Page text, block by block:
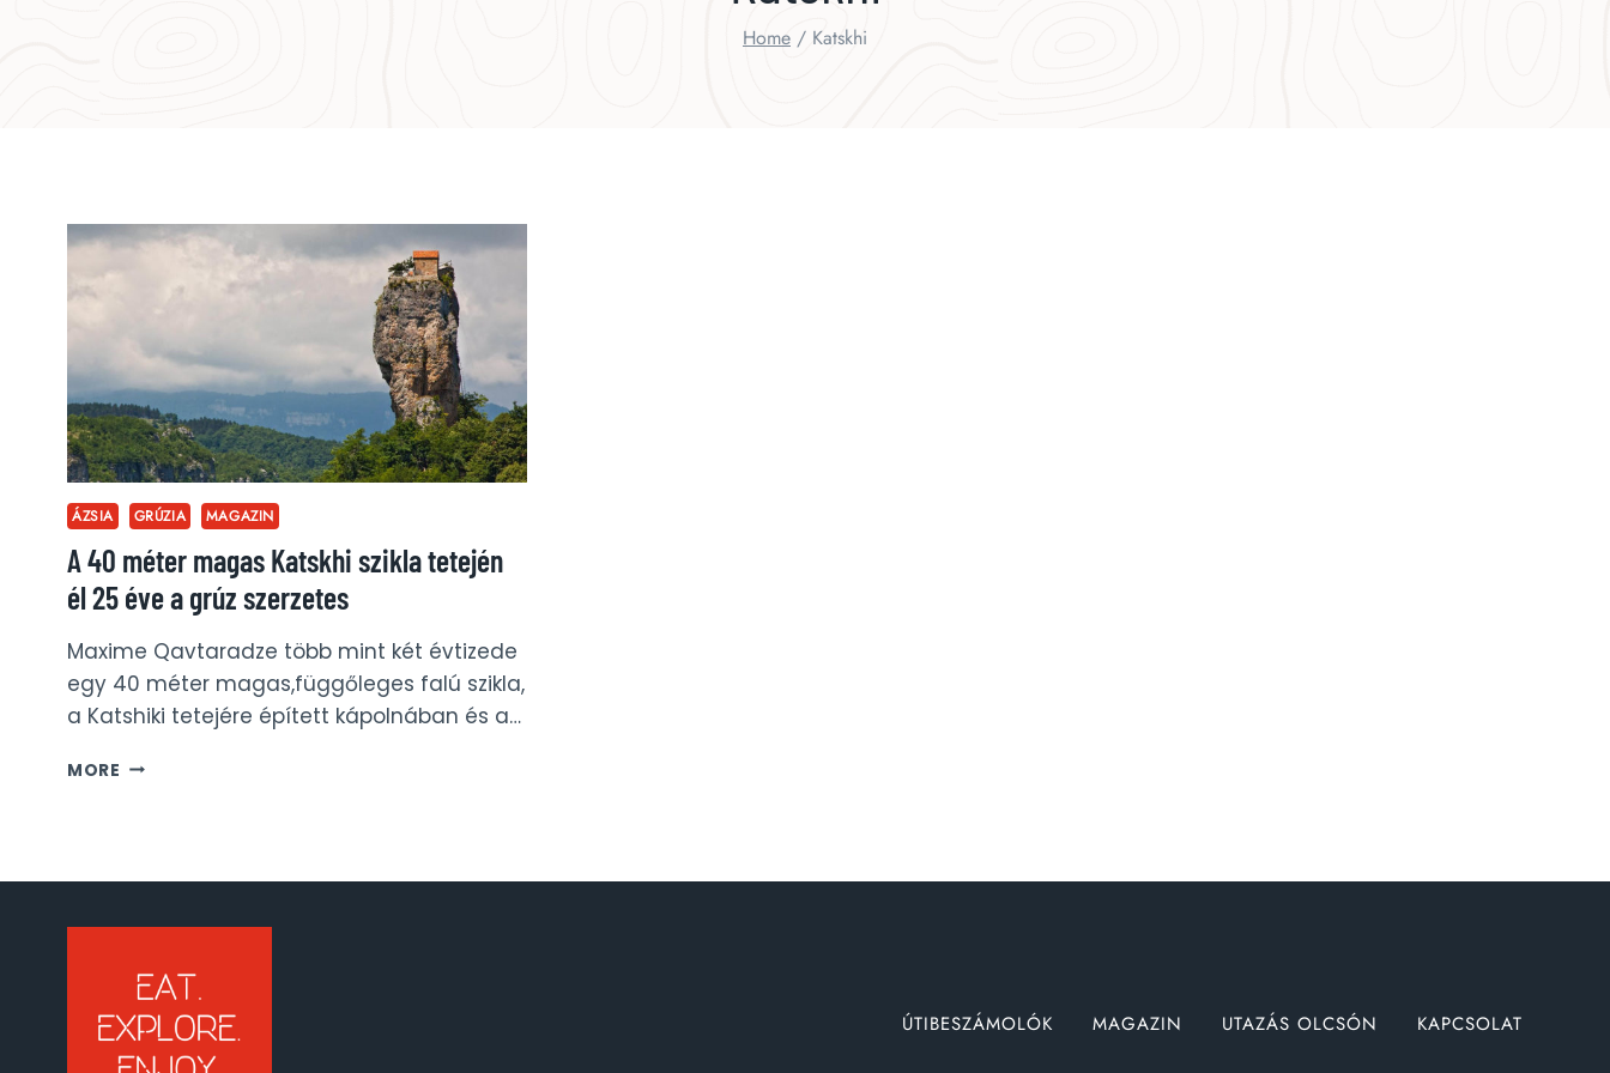
Home / Katskhi
ÁZSIA GRÚZIA MAGAZIN
A 40 méter magas Katskhi szikla tetején
él 25 éve a grúz szerzetes
Maxime Qavtaradze több mint két évtizede
egy 40 méter magas,függőleges falú szikla,
a Katshiki tetejére épített kápolnában és a…
MORE A
ÉVE
A
GRÚZ
SZERZETES
ÚTIBESZÁMOLÓK MAGAZIN UTAZÁS OLCSÓN KAPCSOLAT